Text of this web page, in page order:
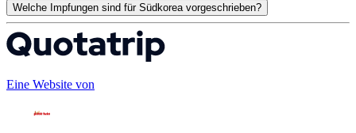
Welche Impfungen sind für Südkorea vorgeschrieben?
Eine Website von